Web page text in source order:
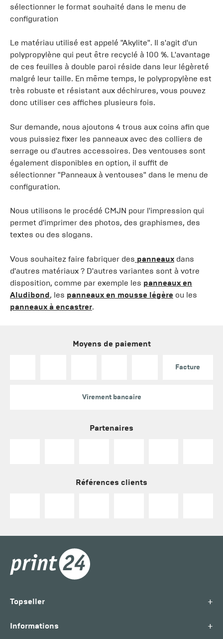
sélectionner le format souhaité dans le menu de
configuration
Le matériau utilisé est appelé "Akylite". Il s'agit d'un
polypropylène qui peut être recyclé à 100 %. L'avantage
de ces feuilles à double paroi réside dans leur légèreté
malgré leur taille. En même temps, le polypropylène est
très robuste et résistant aux déchirures, vous pouvez
donc utiliser ces affiches plusieurs fois.
Sur demande, nous ajoutons 4 trous aux coins afin que
vous puissiez fixer les panneaux avec des colliers de
serrage ou d'autres accessoires. Des ventouses sont
également disponibles en option, il suffit de
sélectionner "Panneaux à ventouses" dans le menu de
configuration.
Nous utilisons le procédé CMJN pour l'impression qui
permet d'imprimer des photos, des graphismes, des
textes ou des slogans.
Vous souhaitez faire fabriquer des panneaux dans
d'autres matériaux ? D'autres variantes sont à votre
disposition, comme par exemple les panneaux en
Aludibond, les panneaux en mousse légère ou les
panneaux à encastrer.
Moyens de paiement
Facture
Virement bancaire
Partenaires
Références clients
Topseller +
Informations +